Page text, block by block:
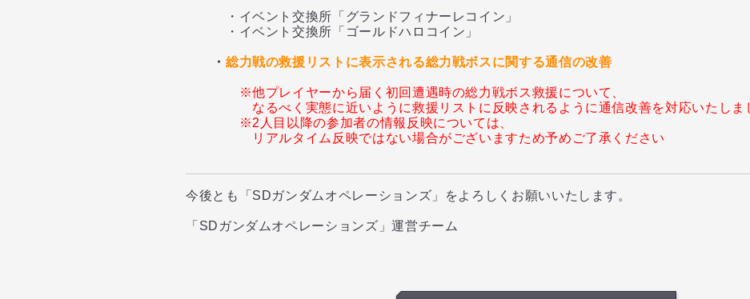
・イベント交換所「グランドフィナーレコイン」
・イベント交換所「ゴールドハロコイン」
・ 総力戦の救援リストに表示される総力戦ボスに関する通信の改善
※他プレイヤーから届く初回遭遇時の総力戦ボス救援について、
なるべく実態に近いように救援リストに反映されるように通信改善を対応いたしま
※2人目以降の参加者の情報反映については、
リアルタイム反映ではない場合がございますため予めご了承ください
今後とも「SDガンダムオペレーションズ」をよろしくお願いいたします。
「SDガンダムオペレーションズ」運営チーム